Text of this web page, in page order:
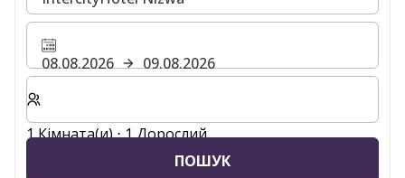
08.08.2026
09.08.2026
Виберіть кількість кімнат та гостей для вашого
1 Кімната(и) ⋅ 1 Дорослий
ПОШУК